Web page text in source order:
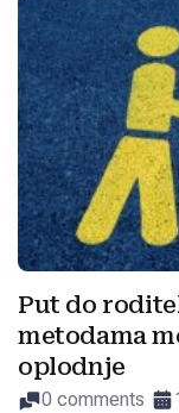
Put do
metodama
oplodnje
0 comments